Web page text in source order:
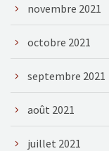
novembre 2021
octobre 2021
septembre 2021
août 2021
juillet 2021